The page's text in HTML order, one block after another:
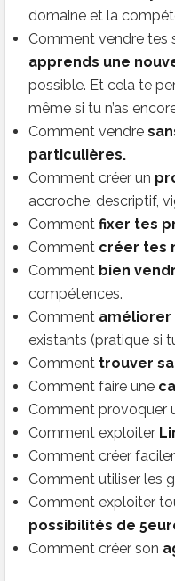
domaine et la
Comment vendre tes
apprends une
possible. Et cela te
même si tu n’as
Comment vendre
particulières.
Comment créer un
accroche, descriptif,
Comment fixer tes
Comment créer tes
Comment bien
compétences.
Comment améliorer
existants (pratique si
Comment trouver
Comment faire une
Comment provoquer
Comment exploiter
Comment créer
Comment utiliser les
Comment exploiter
possibilités de
Comment créer son